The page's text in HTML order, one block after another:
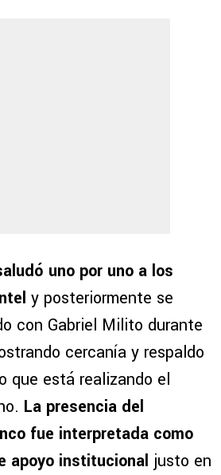
uno por uno a los
y posteriormente se
con Gabriel Milito durante
cercanía y respaldo
que está realizando el
La presencia del
fue interpretada como
apoyo institucional justo en